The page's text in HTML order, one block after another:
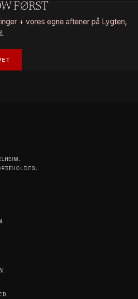
FØRST
+ vores egne aftener på Lygten,